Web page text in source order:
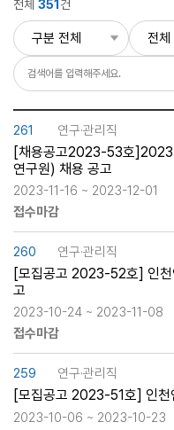
전체 351 건
261 연구·관리직
[채용공고2023-53호]2023
연구원) 채용 공고
2023-11-16 ~ 2023-12-01
접수마감
260 연구·관리직
[모집공고 2023-52호] 인천
고
2023-10-24 ~ 2023-11-08
접수마감
259 연구·관리직
[모집공고 2023-51호] 인천
2023-10-06 ~ 2023-10-23